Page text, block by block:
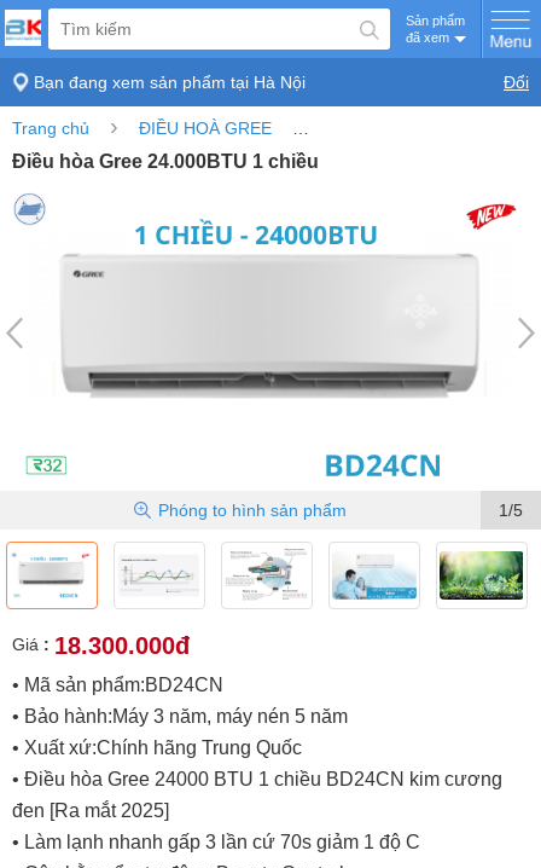
Sản phẩm
đã xem
Bạn đang xem sản phẩm tại Hà Nội Đổi
Trang chủ › ĐIỀU HOÀ GREE
Điều hòa Gree 24.000BTU 1 chiều
1/5
Phóng to hình sản phẩm
Giá : 18.300.000đ
• Mã sản phẩm:BD24CN
• Bảo hành:Máy 3 năm, máy nén 5 năm
• Xuất xứ:Chính hãng Trung Quốc
• Điều hòa Gree 24000 BTU 1 chiều BD24CN kim cương
đen [Ra mắt 2025]
• Làm lạnh nhanh gấp 3 lần cứ 70s giảm 1 độ C